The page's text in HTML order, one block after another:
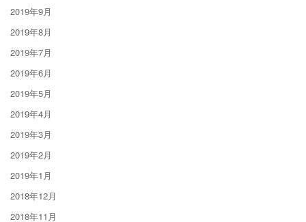
2019年9月
2019年8月
2019年7月
2019年6月
2019年5月
2019年4月
2019年3月
2019年2月
2019年1月
2018年12月
2018年11月